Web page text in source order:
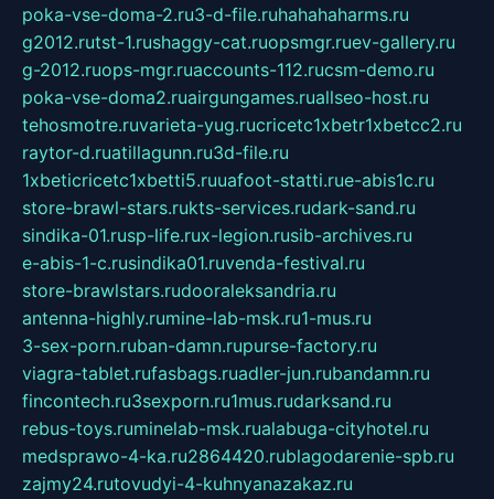
poka-vse-doma-2.ru3-d-file.ruhahahaharms.ru
g2012.rutst-1.rushaggy-cat.ruopsmgr.ruev-gallery.ru
g-2012.ruops-mgr.ruaccounts-112.rucsm-demo.ru
poka-vse-doma2.ruairgungames.ruallseo-host.ru
tehosmotre.ruvarieta-yug.rucricetc1xbetr1xbetcc2.ru
raytor-d.ruatillagunn.ru3d-file.ru
1xbeticricetc1xbetti5.ruuafoot-statti.rue-abis1c.ru
store-brawl-stars.rukts-services.rudark-sand.ru
sindika-01.rusp-life.rux-legion.rusib-archives.ru
e-abis-1-c.rusindika01.ruvenda-festival.ru
store-brawlstars.rudooraleksandria.ru
antenna-highly.rumine-lab-msk.ru1-mus.ru
3-sex-porn.ruban-damn.rupurse-factory.ru
viagra-tablet.rufasbags.ruadler-jun.rubandamn.ru
fincontech.ru3sexporn.ru1mus.rudarksand.ru
rebus-toys.ruminelab-msk.rualabuga-cityhotel.ru
medsprawo-4-ka.ru2864420.rublagodarenie-spb.ru
zajmy24.rutovudyi-4-kuhnyanazakaz.ru